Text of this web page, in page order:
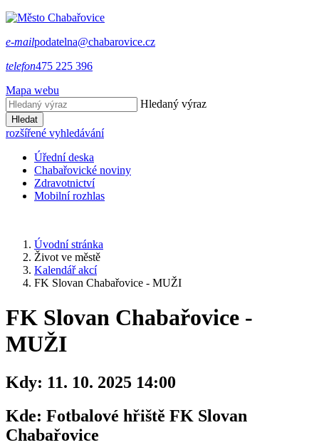
e-mailpodatelna@chabarovice.cz
telefon475 225 396
Mapa webu
Hledaný výraz
Hledat
rozšířené vyhledávání
Úřední deska
Chabařovické noviny
Zdravotnictví
Mobilní rozhlas
Úvodní stránka
Život ve městě
Kalendář akcí
FK Slovan Chabařovice - MUŽI
FK Slovan Chabařovice -
MUŽI
Kdy: 11. 10. 2025 14:00
Kde: Fotbalové hřiště FK Slovan
Chabařovice